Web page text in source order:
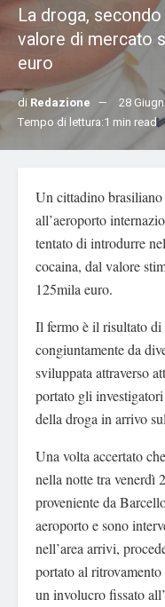
La droga,
valore di mercato
euro
di Redazione 28
Tempo di lettura:1 min read
Un cittadino
all’aeroporto
tentato di introdurre
cocaina, dal valore
125mila euro.
Il fermo è il risultato di
congiuntamente da
sviluppata attraverso
portato gli
della droga in arrivo
Una volta accertato
nella notte tra venerdì
proveniente da
aeroporto e sono
nell’area arrivi,
portato al
un involucro fissato